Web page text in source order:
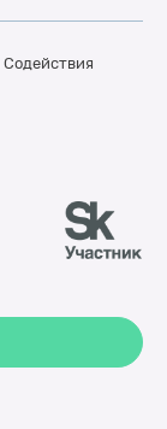
Содействия